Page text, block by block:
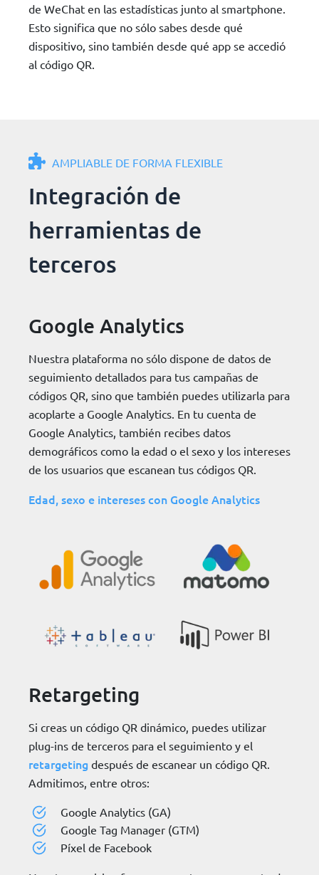
de WeChat en las estadísticas junto al smartphone.
Esto significa que no sólo sabes desde qué
dispositivo, sino también desde qué app se accedió
al código QR.
AMPLIABLE DE FORMA FLEXIBLE
Integración de
herramientas de
terceros
Google Analytics
Nuestra plataforma no sólo dispone de datos de
seguimiento detallados para tus campañas de
códigos QR, sino que también puedes utilizarla para
acoplarte a Google Analytics. En tu cuenta de
Google Analytics, también recibes datos
demográficos como la edad o el sexo y los intereses
de los usuarios que escanean tus códigos QR.
Edad, sexo e intereses con Google Analytics
Retargeting
Si creas un código QR dinámico, puedes utilizar
plug-ins de terceros para el seguimiento y el
retargeting después de escanear un código QR.
Admitimos, entre otros:
Google Analytics (GA)
Google Tag Manager (GTM)
Píxel de Facebook